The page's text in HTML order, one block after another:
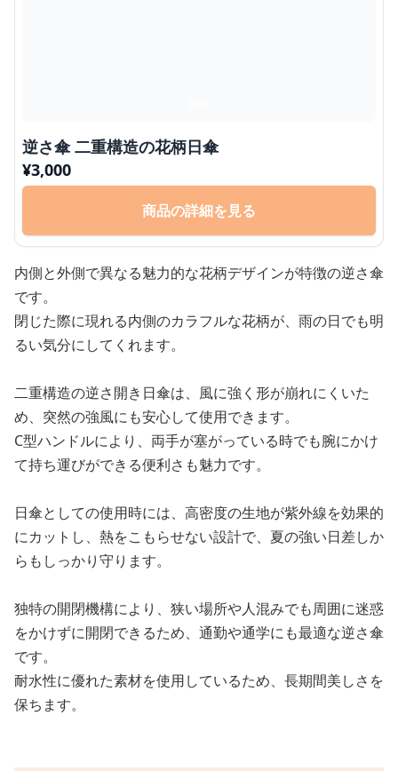
逆さ傘 二重構造の花柄日傘
¥3,000
商品の詳細を見る
内側と外側で異なる魅力的な花柄デザインが特徴の逆さ傘
です。
閉じた際に現れる内側のカラフルな花柄が、雨の日でも明
るい気分にしてくれます。
二重構造の逆さ開き日傘は、風に強く形が崩れにくいた
め、突然の強風にも安心して使用できます。
C型ハンドルにより、両手が塞がっている時でも腕にかけ
て持ち運びができる便利さも魅力です。
日傘としての使用時には、高密度の生地が紫外線を効果的
にカットし、熱をこもらせない設計で、夏の強い日差しか
らもしっかり守ります。
独特の開閉機構により、狭い場所や人混みでも周囲に迷惑
をかけずに開閉できるため、通勤や通学にも最適な逆さ傘
です。
耐水性に優れた素材を使用しているため、長期間美しさを
保ちます。